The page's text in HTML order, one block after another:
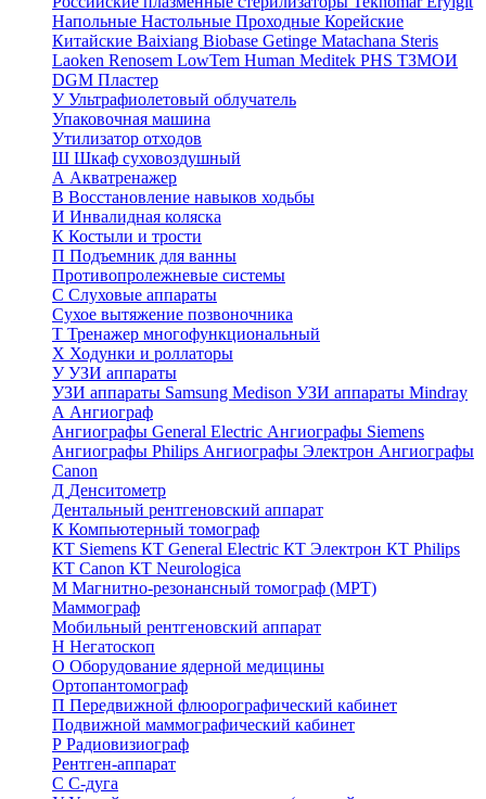
Напольные Настольные Проходные Корейские
Китайские Baixiang Biobase Getinge Matachana Steris
Laoken Renosem LowTem Human Meditek PHS ТЗМОИ
DGM Пластер
УУльтрафиолетовый облучатель
Упаковочная машина
Утилизатор отходов
Ш Шкаф суховоздушный
А Акватренажер
В Восстановление навыков ходьбы
И Инвалидная коляска
К Костыли и трости
П Подъемник для ванны
Противопролежневые системы
С Слуховые аппараты
Сухое вытяжение позвоночника
Т Тренажер многофункциональный
Х Ходунки и роллаторы
УУЗИ аппараты
УЗИ аппараты Samsung Medison УЗИ аппараты Mindray
А Ангиограф
Ангиографы General Electric Ангиографы Siemens
Ангиографы Philips Ангиографы Электрон Ангиографы
Canon
Д Денситометр
Дентальный рентгеновский аппарат
К Компьютерный томограф
КТ Siemens КТ General Electric КТ Электрон КТ Philips
КТ Canon КТ Neurologica
М Магнитно-резонансный томограф (МРТ)
Маммограф
Мобильный рентгеновский аппарат
Н Негатоскоп
О Оборудование ядерной медицины
Ортопантомограф
П Передвижной флюорографический кабинет
Подвижной маммографический кабинет
Р Радиовизиограф
Рентген-аппарат
С С-дуга